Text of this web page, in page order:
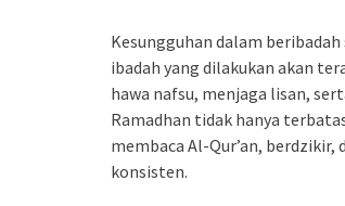
Kesungguhan dalam
ibadah yang dilakukan akan
hawa nafsu, menjaga lisan,
Ramadhan tidak hanya
membaca Al-Qur’an,
konsisten.